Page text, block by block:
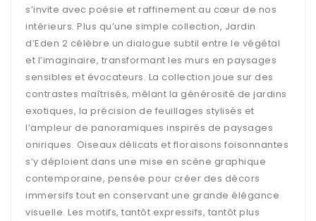
s’invite avec poésie et raffinement au cœur de nos
intérieurs. Plus qu’une simple collection, Jardin
d’Eden 2 célèbre un dialogue subtil entre le végétal
et l’imaginaire, transformant les murs en paysages
sensibles et évocateurs. La collection joue sur des
contrastes maîtrisés, mêlant la générosité de jardins
exotiques, la précision de feuillages stylisés et
l’ampleur de panoramiques inspirés de paysages
oniriques. Oiseaux délicats et floraisons foisonnantes
s’y déploient dans une mise en scène graphique
contemporaine, pensée pour créer des décors
immersifs tout en conservant une grande élégance
visuelle. Les motifs, tantôt expressifs, tantôt plus